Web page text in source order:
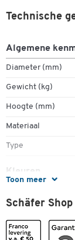
Toon meer
Technische
Algemene
Diameter (mm)
Gewicht (kg)
Hoogte (mm)
Materiaal
Type
Kleuren
Schäfer